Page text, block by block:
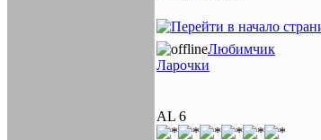
Любимчик
Ларочки
AL 6